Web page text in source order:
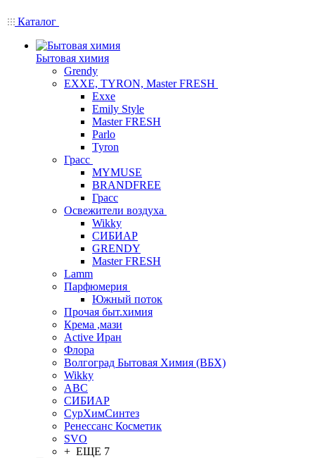
Каталог
Бытовая химия
Grendy
EXXE, TYRON, Master FRESH
Exxe
Emily Style
Master FRESH
Parlo
Tyron
Грасс
MYMUSE
BRANDFREE
Грасс
Освежители воздуха
Wikky
СИБИАР
GRENDY
Master FRESH
Lamm
Парфюмерия
Южный поток
Прочая быт.химия
Крема ,мази
Аctive Иран
Флора
Волгоград Бытовая Химия (ВБХ)
Wikky
АВС
СИБИАР
СурХимСинтез
Ренессанс Косметик
SVO
+ ЕЩЕ 7